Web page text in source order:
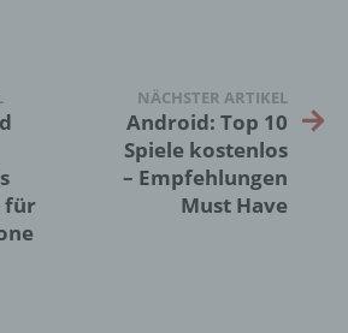
für
NÄCHSTER ARTIKEL
Android: Top 10
Spiele kostenlos
– Empfehlungen
Must Have
Abfragen, die Verwendung,
durch Übermittlung,
oder eine andere Form der
den Abgleich oder die
die Einschränkung, das
die Vernichtung.